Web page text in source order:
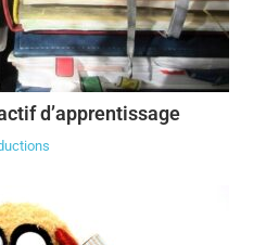
d’apprentissage